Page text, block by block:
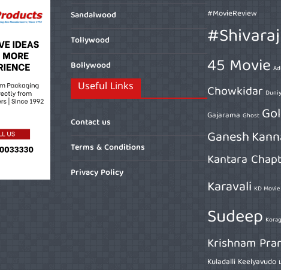
Sandalwood
Tollywood
Bollywood
Useful Links
Contact us
Terms & Conditions
Privacy Policy
#MovieReview
45 Movie
Chowkidar
Gajarama Ghost
Ganesh
Kantara
Karavali KD Movie
Sudeep
Krishnam
Kuladalli Keelyavudo